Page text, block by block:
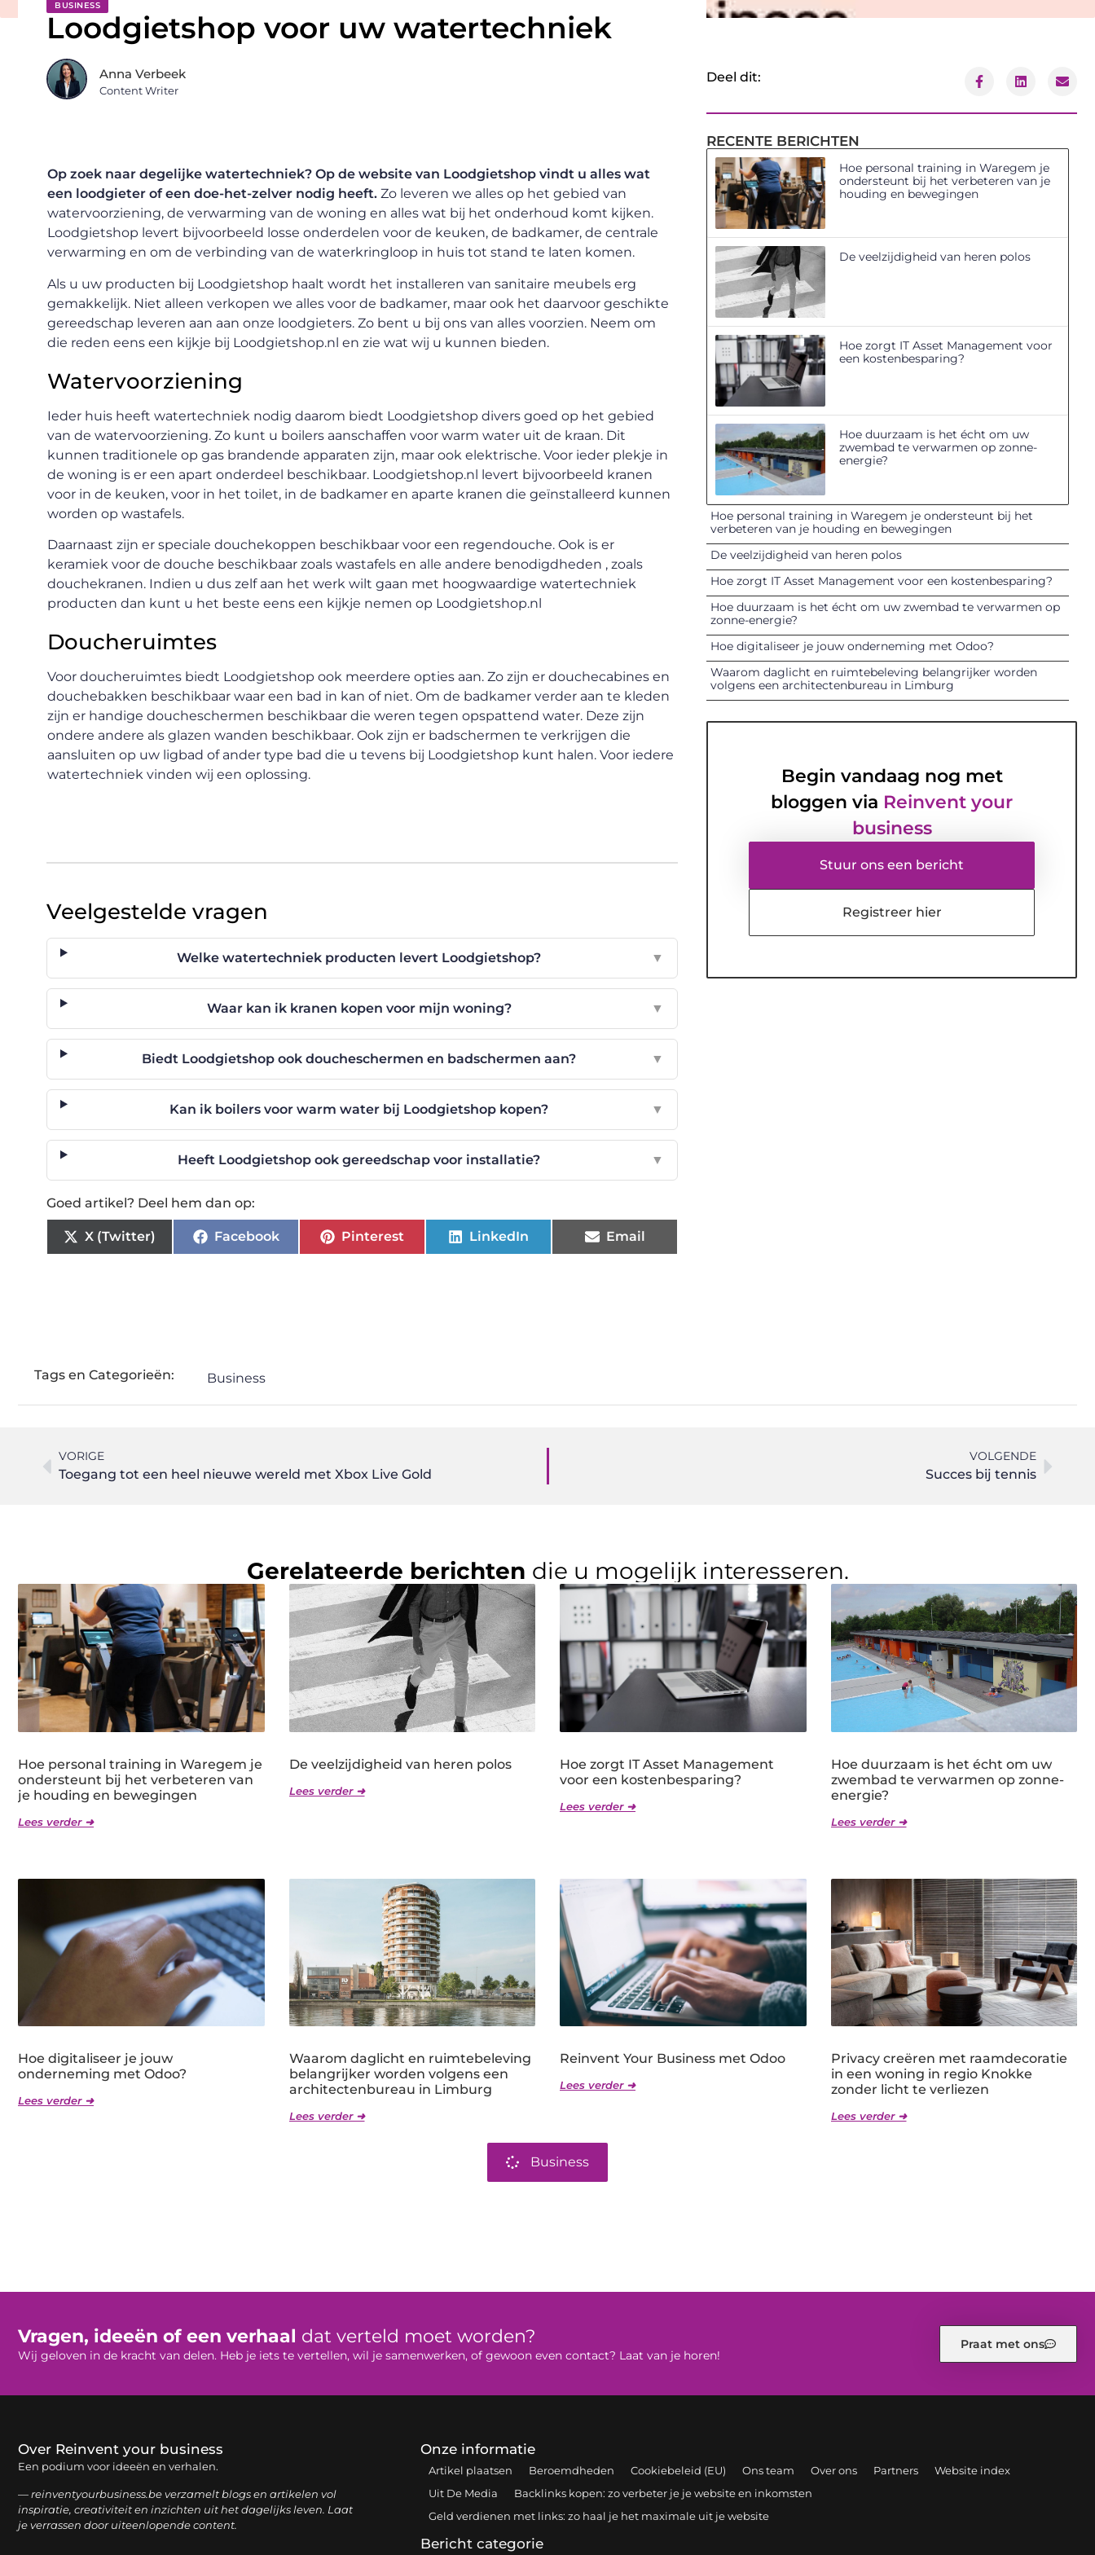
BUSINESS
Loodgietshop voor uw watertechniek
Anna Verbeek
Content Writer
Op zoek naar degelijke watertechniek? Op de website van Loodgietshop vindt u alles wat
een loodgieter of een doe-het-zelver nodig heeft. Zo leveren we alles op het gebied van
watervoorziening, de verwarming van de woning en alles wat bij het onderhoud komt kijken.
Loodgietshop levert bijvoorbeeld losse onderdelen voor de keuken, de badkamer, de centrale
verwarming en om de verbinding van de waterkringloop in huis tot stand te laten komen.
Als u uw producten bij Loodgietshop haalt wordt het installeren van sanitaire meubels erg
gemakkelijk. Niet alleen verkopen we alles voor de badkamer, maar ook het daarvoor geschikte
gereedschap leveren aan aan onze loodgieters. Zo bent u bij ons van alles voorzien. Neem om
die reden eens een kijkje bij Loodgietshop.nl en zie wat wij u kunnen bieden.
Watervoorziening
Ieder huis heeft watertechniek nodig daarom biedt Loodgietshop divers goed op het gebied
van de watervoorziening. Zo kunt u boilers aanschaffen voor warm water uit de kraan. Dit
kunnen traditionele op gas brandende apparaten zijn, maar ook elektrische. Voor ieder plekje in
de woning is er een apart onderdeel beschikbaar. Loodgietshop.nl levert bijvoorbeeld kranen
voor in de keuken, voor in het toilet, in de badkamer en aparte kranen die geïnstalleerd kunnen
worden op wastafels.
Daarnaast zijn er speciale douchekoppen beschikbaar voor een regendouche. Ook is er
keramiek voor de douche beschikbaar zoals wastafels en alle andere benodigdheden , zoals
douchekranen. Indien u dus zelf aan het werk wilt gaan met hoogwaardige watertechniek
producten dan kunt u het beste eens een kijkje nemen op Loodgietshop.nl
Doucheruimtes
Voor doucheruimtes biedt Loodgietshop ook meerdere opties aan. Zo zijn er douchecabines en
douchebakken beschikbaar waar een bad in kan of niet. Om de badkamer verder aan te kleden
zijn er handige doucheschermen beschikbaar die weren tegen opspattend water. Deze zijn
ondere andere als glazen wanden beschikbaar. Ook zijn er badschermen te verkrijgen die
aansluiten op uw ligbad of ander type bad die u tevens bij Loodgietshop kunt halen. Voor iedere
watertechniek vinden wij een oplossing.
Veelgestelde vragen
Welke watertechniek producten levert Loodgietshop? ▼
Waar kan ik kranen kopen voor mijn woning? ▼
Biedt Loodgietshop ook doucheschermen en badschermen aan? ▼
Kan ik boilers voor warm water bij Loodgietshop kopen? ▼
Heeft Loodgietshop ook gereedschap voor installatie? ▼
Goed artikel? Deel hem dan op:
X (Twitter) Facebook Pinterest LinkedIn Email
Deel dit:
RECENTE BERICHTEN
Hoe personal training in Waregem je
ondersteunt bij het verbeteren van je
houding en bewegingen
De veelzijdigheid van heren polos
Hoe zorgt IT Asset Management voor
een kostenbesparing?
Hoe duurzaam is het écht om uw
zwembad te verwarmen op zonne-
energie?
Hoe personal training in Waregem je ondersteunt bij het
verbeteren van je houding en bewegingen
De veelzijdigheid van heren polos
Hoe zorgt IT Asset Management voor een kostenbesparing?
Hoe duurzaam is het écht om uw zwembad te verwarmen op
zonne-energie?
Hoe digitaliseer je jouw onderneming met Odoo?
Waarom daglicht en ruimtebeleving belangrijker worden
volgens een architectenbureau in Limburg
Begin vandaag nog met
bloggen via Reinvent your
business
Stuur ons een bericht
Registreer hier
Tags en Categorieën: Business
VORIGE
Toegang tot een heel nieuwe wereld met Xbox Live Gold
VOLGENDE
Succes bij tennis
Gerelateerde berichten die u mogelijk interesseren.
Hoe personal training in Waregem je
ondersteunt bij het verbeteren van
je houding en bewegingen
Lees verder ➜
De veelzijdigheid van heren polos
Lees verder ➜
Hoe zorgt IT Asset Management
voor een kostenbesparing?
Lees verder ➜
Hoe duurzaam is het écht om uw
zwembad te verwarmen op zonne-
energie?
Lees verder ➜
Hoe digitaliseer je jouw
onderneming met Odoo?
Lees verder ➜
Waarom daglicht en ruimtebeleving
belangrijker worden volgens een
architectenbureau in Limburg
Lees verder ➜
Reinvent Your Business met Odoo
Lees verder ➜
Privacy creëren met raamdecoratie
in een woning in regio Knokke
zonder licht te verliezen
Lees verder ➜
Business
Vragen, ideeën of een verhaal dat verteld moet worden?
Wij geloven in de kracht van delen. Heb je iets te vertellen, wil je samenwerken, of gewoon even contact? Laat van je horen!
Praat met ons
Over Reinvent your business
Een podium voor ideeën en verhalen.
— reinventyourbusiness.be verzamelt blogs en artikelen vol
inspiratie, creativiteit en inzichten uit het dagelijks leven. Laat
je verrassen door uiteenlopende content.
Onze informatie
Artikel plaatsen Beroemdheden Cookiebeleid (EU) Ons team Over ons Partners
Website index
Uit De Media
Backlinks kopen: zo verbeter je je website en inkomsten
Geld verdienen met links: zo haal je het maximale uit je website
Bericht categorie